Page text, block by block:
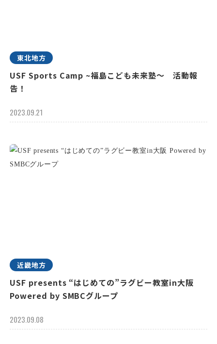
東北地方
USF Sports Camp ~福島こども未来塾～ 活動報
告！
2023.09.21
近畿地方
USF presents “はじめての”ラグビー教室in大阪
Powered by SMBCグループ
2023.09.08